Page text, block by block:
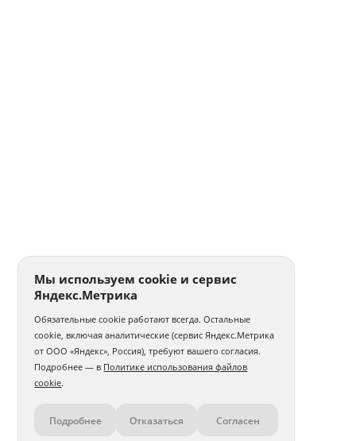
Контакты
Мы используем cookie и сервис
Яндекс.Метрика
Обязательные cookie работают всегда. Остальные
cookie, включая аналитические (сервис Яндекс.Метрика
от ООО «Яндекс», Россия), требуют вашего согласия.
Подробнее — в Политике использования файлов
cookie.
Подробнее Отказаться Согласен